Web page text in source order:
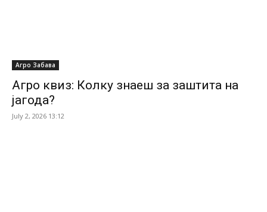
Агро Забава
Агро квиз: Колку знаеш за заштита на
јагода?
July 2, 2026 13:12